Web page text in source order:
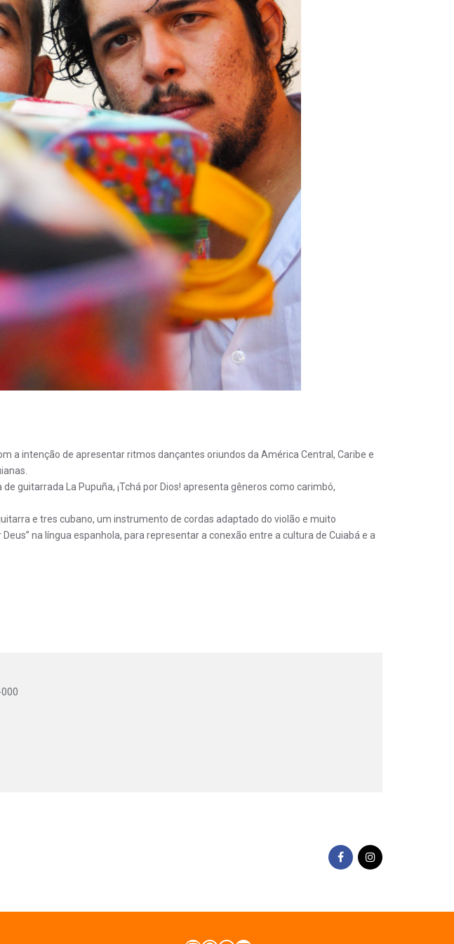
a intenção de apresentar ritmos dançantes oriundos da América Central, Caribe e
guitarrada La Pupuña, ¡Tchá por Dios! apresenta gêneros como carimbó,
e tres cubano, um instrumento de cordas adaptado do violão e muito
na língua espanhola, para representar a conexão entre a cultura de Cuiabá e a